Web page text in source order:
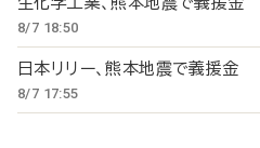
8/7 18:50
日本リリー、熊本地震で義援金
8/7 17:55